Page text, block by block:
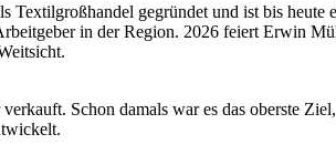
gegründet und ist bis heute
in der Region. 2026 feiert Erwin
Schon damals war es das oberste